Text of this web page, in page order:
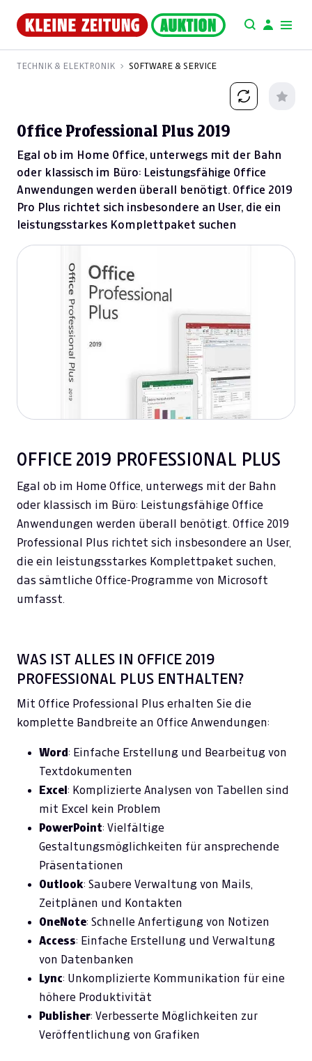
TECHNIK & ELEKTRONIK SOFTWARE & SERVICE
Office Professional Plus 2019
Egal ob im Home Office, unterwegs mit der Bahn
oder klassisch im Büro: Leistungsfähige Office
Anwendungen werden überall benötigt. Office 2019
Pro Plus richtet sich insbesondere an User, die ein
leistungsstarkes Komplettpaket suchen
OFFICE 2019 PROFESSIONAL PLUS
Egal ob im Home Office, unterwegs mit der Bahn
oder klassisch im Büro: Leistungsfähige Office
Anwendungen werden überall benötigt. Office 2019
Professional Plus richtet sich insbesondere an User,
die ein leistungsstarkes Komplettpaket suchen,
das sämtliche Office-Programme von Microsoft
umfasst.
WAS IST ALLES IN OFFICE 2019
PROFESSIONAL PLUS ENTHALTEN?
Mit Office Professional Plus erhalten Sie die
komplette Bandbreite an Office Anwendungen:
Word: Einfache Erstellung und Bearbeitug von
Textdokumenten
Excel : Komplizierte Analysen von Tabellen sind
mit Excel kein Problem
PowerPoint: Vielfältige
Gestaltungsmöglichkeiten für ansprechende
Präsentationen
Outlook: Saubere Verwaltung von Mails,
Zeitplänen und Kontakten
OneNote: Schnelle Anfertigung von Notizen
Access: Einfache Erstellung und Verwaltung
von Datenbanken
Lync: Unkomplizierte Kommunikation für eine
höhere Produktivität
Publisher: Verbesserte Möglichkeiten zur
Veröffentlichung von Grafiken